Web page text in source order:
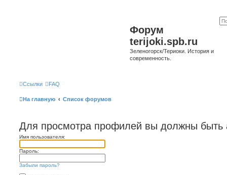
Форум
terijoki.spb.ru
Зеленогорск/Териоки. История и
современность.
Ссылки FAQ
На главную Список форумов
Для просмотра профилей вы должны быть
Имя пользователя:
Пароль:
Забыли пароль?